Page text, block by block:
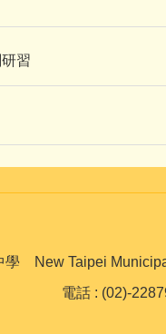
習
學 New Taipei
電話 : (02)-